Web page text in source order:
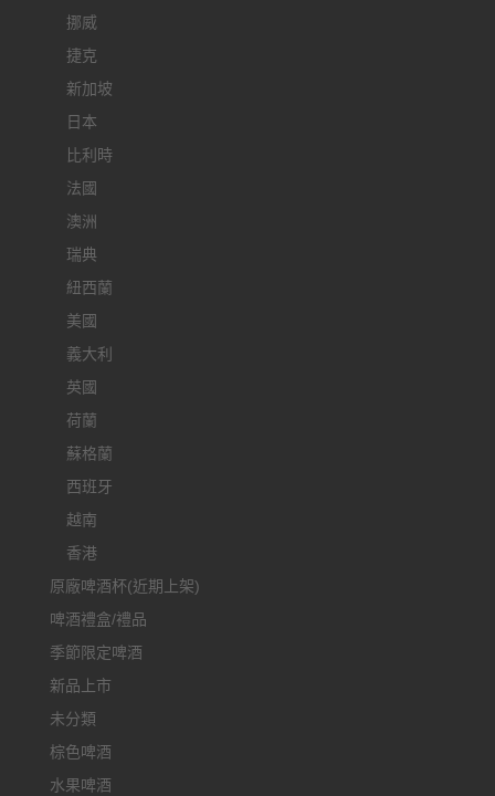
挪威
捷克
新加坡
日本
比利時
法國
澳洲
瑞典
紐西蘭
美國
義大利
英國
荷蘭
蘇格蘭
西班牙
越南
香港
原廠啤酒杯(近期上架)
啤酒禮盒/禮品
季節限定啤酒
新品上市
未分類
棕色啤酒
水果啤酒